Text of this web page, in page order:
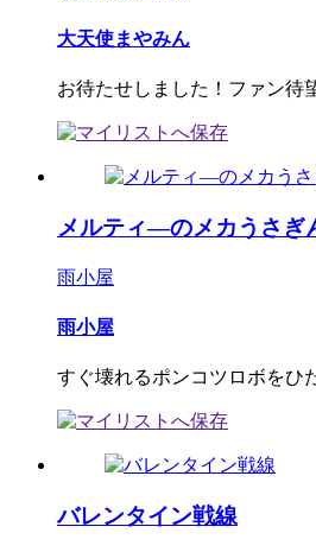
大天使まやみん
お待たせしました！ファン待
メルティ―のメカうさぎ
雨小屋
雨小屋
すぐ壊れるポンコツロボをひ
バレンタイン戦線